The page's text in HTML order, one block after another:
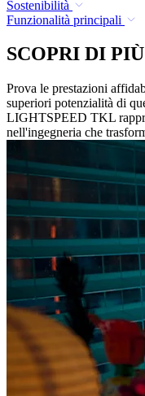
Sostenibilità
Funzionalità principali
SCOPRI DI PIÙ
Prova le prestazioni
superiori potenzialità di
LIGHTSPEED TKL
nell'ingegneria che